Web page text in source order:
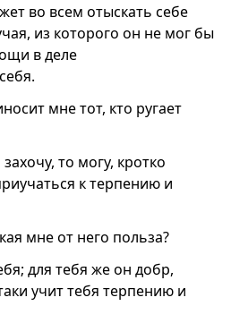
во всем отыскать себе
из которого он не мог бы
в деле
мне тот, кто ругает
то могу, кротко
к терпению и
мне от него польза?
для тебя же он добр,
учит тебя терпению и